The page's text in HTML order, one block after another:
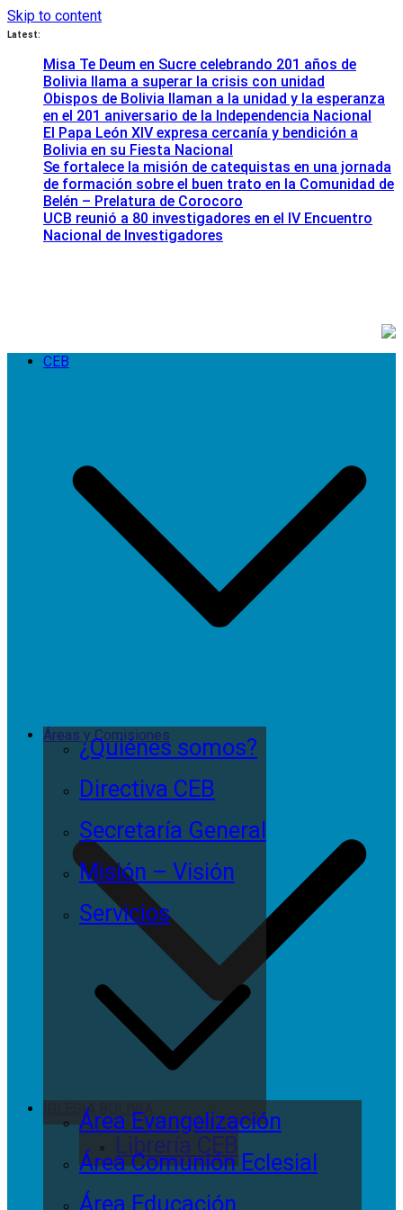
Skip to content
Latest:
Misa Te Deum en Sucre celebrando 201 años de
Bolivia llama a superar la crisis con unidad
Obispos de Bolivia llaman a la unidad y la esperanza
en el 201 aniversario de la Independencia Nacional
El Papa León XIV expresa cercanía y bendición a
Bolivia en su Fiesta Nacional
Se fortalece la misión de catequistas en una jornada
de formación sobre el buen trato en la Comunidad de
Belén – Prelatura de Corocoro
UCB reunió a 80 investigadores en el IV Encuentro
Nacional de Investigadores
CEB
¿Quiénes somos?
Directiva CEB
Secretaría General
Misión – Visión
Servicios
Librería CEB
Áreas y Comisiones
Área Evangelización
Área Comunión Eclesial
Área Educación
IGLESIA BOLIVIA